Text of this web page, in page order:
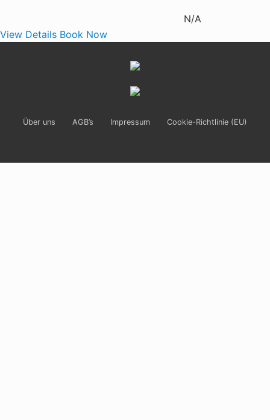
N/A
View Details Book Now
Über uns AGB’s Impressum Cookie-Richtlinie (EU)